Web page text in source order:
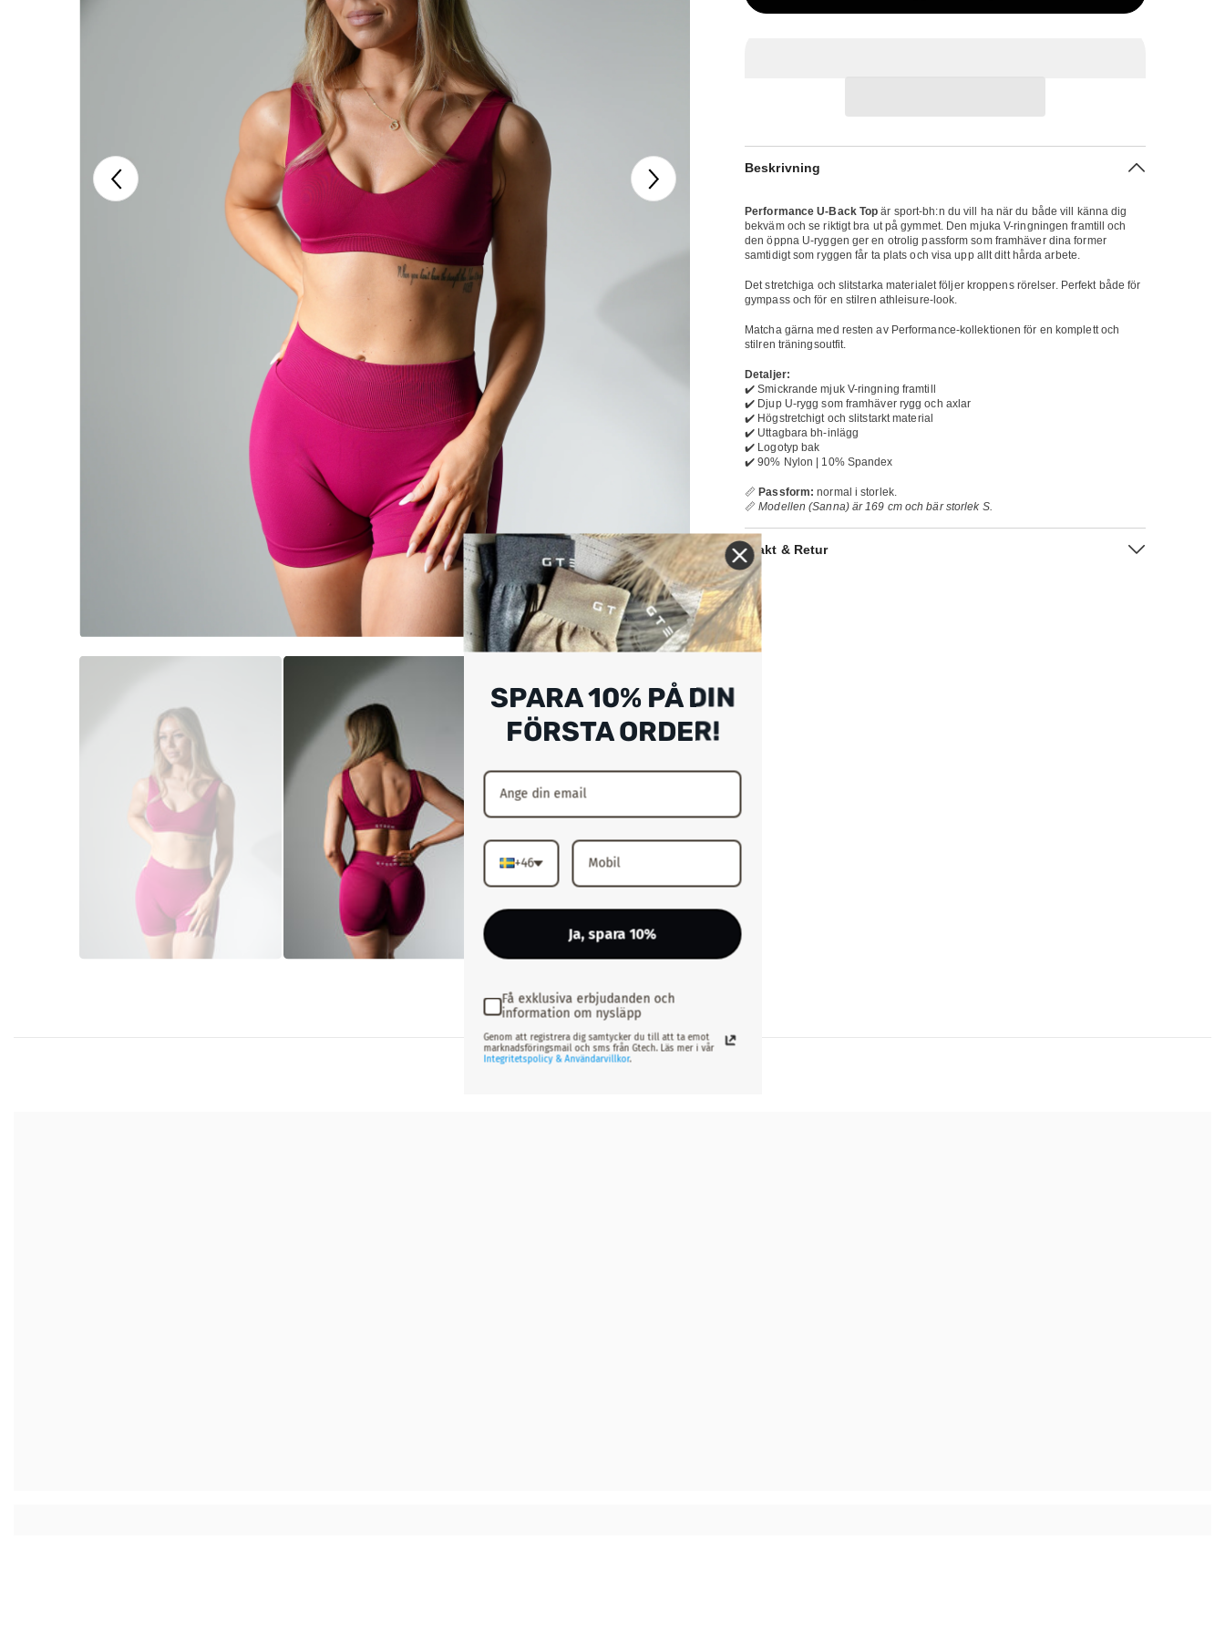
Beskrivning
Performance U-Back Top är sport-bh:n du vill ha när du både vill känna dig
bekväm och se riktigt bra ut på gymmet. Den mjuka V-ringningen framtill och
den öppna U-ryggen ger en otrolig passform som framhäver dina former
samtidigt som ryggen får ta plats och visa upp allt ditt hårda arbete.
Det stretchiga och slitstarka materialet följer kroppens rörelser. Perfekt både för
gympass och för en stilren athleisure-look.
Matcha gärna med resten av Performance-kollektionen för en komplett och
stilren träningsoutfit.
Detaljer:
✔️ Smickrande mjuk V-ringning framtill
✔️ Djup U-rygg som framhäver rygg och axlar
✔️ Högstretchigt och slitstarkt material
✔️ Uttagbara bh-inlägg
✔️ Logotyp bak
✔️ 90% Nylon | 10% Spandex
📏 Passform: normal i storlek.
📏Modellen (Sanna) är 169 cm och bär storlek S.
Frakt & Retur
SPARA 10% PÅ DIN
FÖRSTA ORDER!
+46
Ja, spara 10%
Få exklusiva erbjudanden och
information om nysläpp
Genom att registrera dig samtycker du till att ta emot
marknadsföringsmail och sms från Gtech. Läs mer i vår
Integritetspolicy & Användarvillkor.